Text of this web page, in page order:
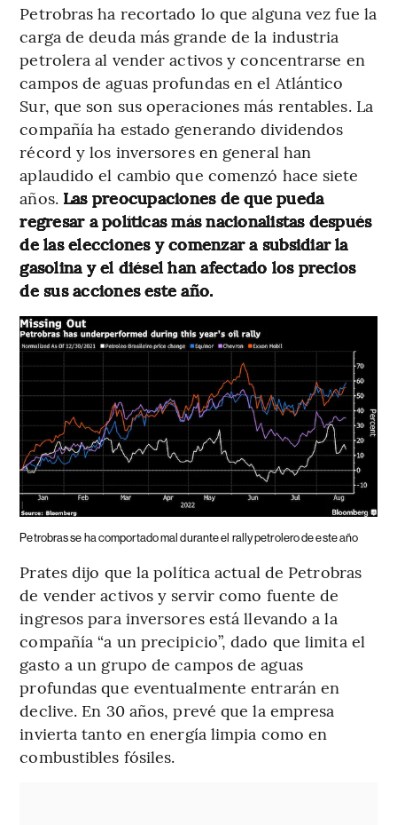
Petrobras ha recortado lo que alguna vez fue la
carga de deuda más grande de la industria
petrolera al vender activos y concentrarse en
campos de aguas profundas en el Atlántico
Sur, que son sus operaciones más rentables. La
compañía ha estado generando dividendos
récord y los inversores en general han
aplaudido el cambio que comenzó hace siete
años. Las preocupaciones de que pueda
regresar a políticas más nacionalistas después
de las elecciones y comenzar a subsidiar la
gasolina y el diésel han afectado los precios
de sus acciones este año.
Petrobras se ha comportado mal durante el rally petrolero de este año
Prates dijo que la política actual de Petrobras
de vender activos y servir como fuente de
ingresos para inversores está llevando a la
compañía “a un precipicio”, dado que limita el
gasto a un grupo de campos de aguas
profundas que eventualmente entrarán en
declive. En 30 años, prevé que la empresa
invierta tanto en energía limpia como en
combustibles fósiles.